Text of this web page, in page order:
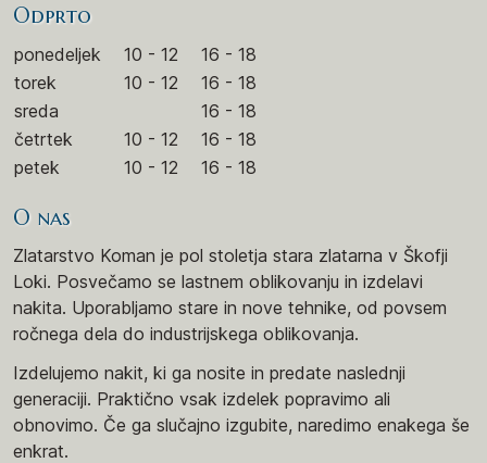
Odprto
ponedeljek 10 - 12
16 - 18
torek
10 - 12
16 - 18
sreda
16 - 18
četrtek
10 - 12
16 - 18
petek
10 - 12 16 - 18
O nas
Zlatarstvo Koman je pol stoletja stara zlatarna v Škofji
Loki. Posvečamo se lastnem oblikovanju in izdelavi
nakita. Uporabljamo stare in nove tehnike, od povsem
ročnega dela do industrijskega oblikovanja.
Izdelujemo nakit, ki ga nosite in predate naslednji
generaciji. Praktično vsak izdelek popravimo ali
obnovimo. Če ga slučajno izgubite, naredimo enakega še
enkrat.